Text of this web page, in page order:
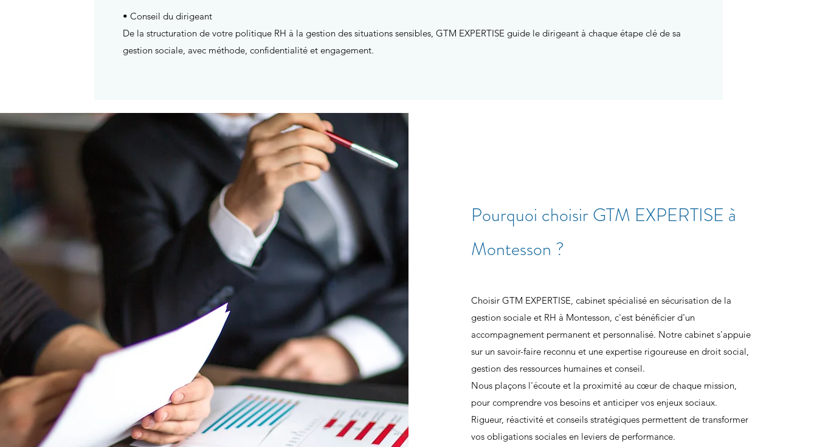
• Conseil du dirigeant
De la structuration de votre politique RH à la gestion des situations sensibles, GTM EXPERTISE guide le dirigeant à chaque étape clé de sa
gestion sociale, avec méthode, confidentialité et engagement.
Pourquoi choisir GTM EXPERTISE à
Montesson ?
Choisir GTM EXPERTISE, cabinet spécialisé en sécurisation de la
gestion sociale et RH à Montesson, c'est bénéficier d'un
accompagnement permanent et personnalisé. Notre cabinet s'appuie
sur un savoir-faire reconnu et une expertise rigoureuse en droit social,
gestion des ressources humaines et conseil.
Nous plaçons l'écoute et la proximité au cœur de chaque mission,
pour comprendre vos besoins et anticiper vos enjeux sociaux.
Rigueur, réactivité et conseils stratégiques permettent de transformer
vos obligations sociales en leviers de performance.